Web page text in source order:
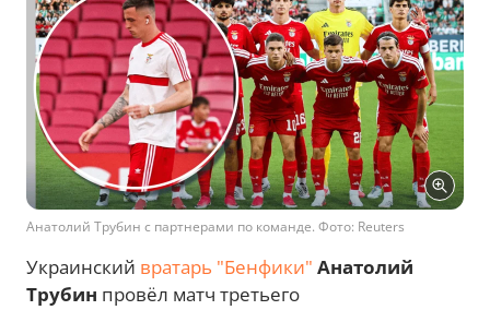
Анатолий Трубин с партнерами по команде. Фото: Reuters
Украинский вратарь "Бенфики" Анатолий
Трубин провёл матч третьего